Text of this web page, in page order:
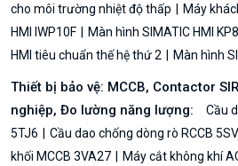
cho môi trường nhiệt độ thấp
Máy
HMI IWP10F
Màn hình SIMATIC HMI
HMI tiêu chuẩn thế hệ thứ 2
Màn hình
Thiết bị bảo vệ: MCCB, Contactor
nghiệp, Đo lường năng lượng:
Cầu
5TJ6
Cầu dao chống dòng rò RCCB 5SV
khối MCCB 3VA27
Máy cắt không khí